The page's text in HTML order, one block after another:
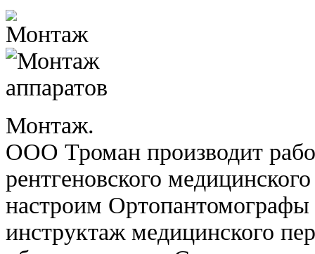
Монтаж.
ООО Троман производит
рентгеновского
настроим
инструктаж медицинского